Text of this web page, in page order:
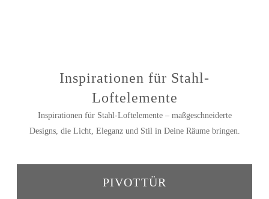
Inspirationen für Stahl-
Loftelemente
Inspirationen für Stahl-Loftelemente – maßgeschneiderte
Designs, die Licht, Eleganz und Stil in Deine Räume bringen.
PIVOTTÜR